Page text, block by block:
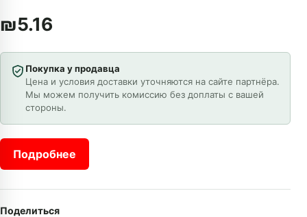
₪5.16
Покупка у продавца
Цена и условия доставки уточняются на сайте партнёра.
Мы можем получить комиссию без доплаты с вашей
стороны.
Подробнее
Поделиться